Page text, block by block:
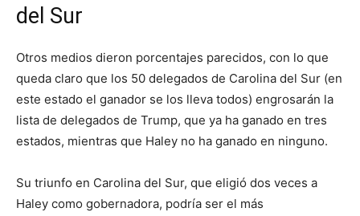
del Sur
Otros medios dieron porcentajes parecidos, con lo que
queda claro que los 50 delegados de Carolina del Sur (en
este estado el ganador se los lleva todos) engrosarán la
lista de delegados de Trump, que ya ha ganado en tres
estados, mientras que Haley no ha ganado en ninguno.
Su triunfo en Carolina del Sur, que eligió dos veces a
Haley como gobernadora, podría ser el más